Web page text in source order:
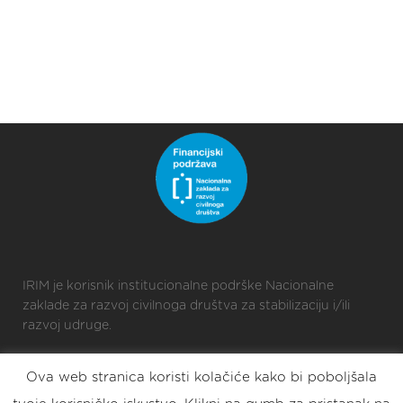
IRIM je korisnik institucionalne podrške Nacionalne
zaklade za razvoj civilnoga društva za stabilizaciju i/ili
razvoj udruge.
Ova web stranica koristi kolačiće kako bi poboljšala